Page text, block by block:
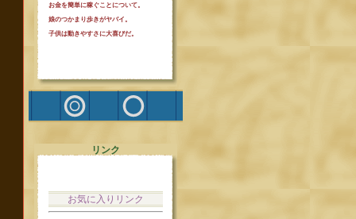
お金を簡単に稼ぐことについて。
娘のつかまり歩きがヤバイ。
子供は動きやすさに大喜びだ。
リンク
お気に入りリンク